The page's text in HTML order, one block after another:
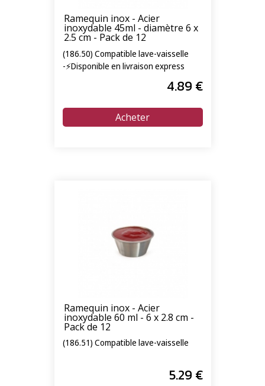
Ramequin inox - Acier
inoxydable 45ml - diamètre 6 x
2.5 cm - Pack de 12
(186.50) Compatible lave-vaisselle
-⚡Disponible en livraison express
4.89 €
Ramequin inox - Acier
inoxydable 60 ml - 6 x 2.8 cm -
Pack de 12
(186.51) Compatible lave-vaisselle
5.29 €